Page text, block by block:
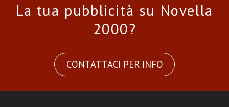
La tua pubblicità su Novella
2000?
CONTATTACI PER INFO